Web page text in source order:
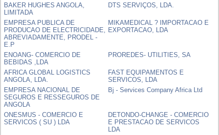
BAKER HUGHES ANGOLA,
LIMITADA
DTS SERVIÇOS, LDA.
EMPRESA PUBLICA DE
PRODUCAO DE ELECTRICIDADE,
ABREVIADAMENTE, PRODEL -
E.P
MIKAMEDICAL ? IMPORTACAO E
EXPORTACAO, LDA
ENOANG- COMERCIO DE
BEBIDAS ,LDA
PROREDES- UTILITIES, SA
AFRICA GLOBAL LOGISTICS
ANGOLA, LDA.
FAST EQUIPAMENTOS E
SERVICOS, LDA
EMPRESA NACIONAL DE
SEGUROS E RESSEGUROS DE
ANGOLA
Bj - Services Company Africa Ltd
ONESMUS - COMERCIO E
SERVICOS ( SU ) LDA
DETONDO-CHANGE - COMERCIO
E PRESTACAO DE SERVICOS
LDA